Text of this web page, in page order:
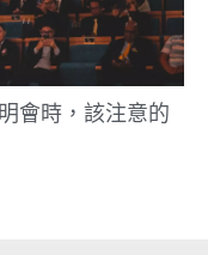
會時，該注意的